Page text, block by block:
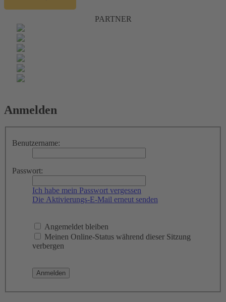
PARTNER
Anmelden
Benutzername:
Passwort:
Ich habe mein Passwort vergessen
Die Aktivierungs-E-Mail erneut senden
Angemeldet bleiben
Meinen Online-Status während dieser Sitzung
verbergen